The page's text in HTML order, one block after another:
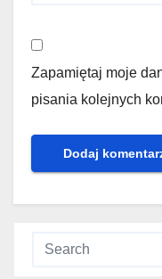
Zapamiętaj moje
pisania kolejnych